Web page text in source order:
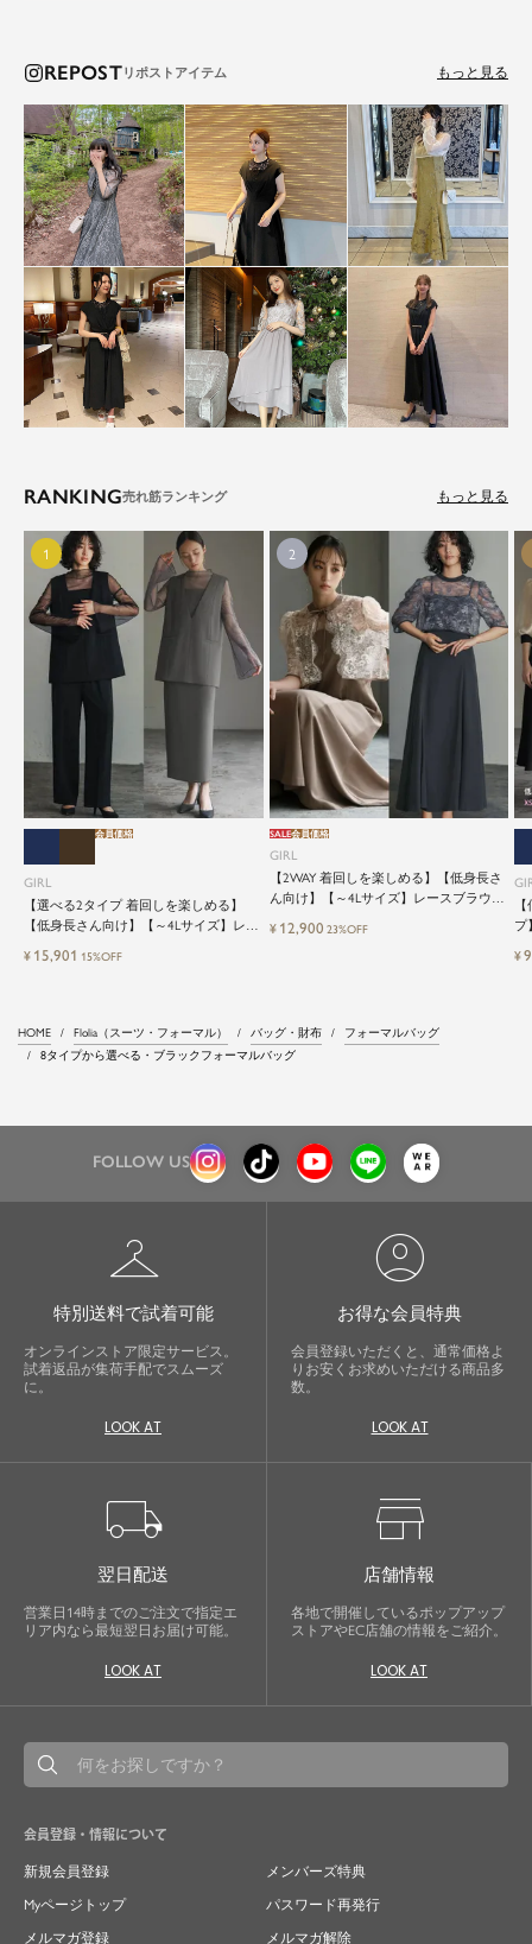
REPOST もっと見る
RANKING もっと見る
GIRL
【選べる2タイプ 着回しを楽しめる】
【低身長さん向け】【～4Lサイズ】レイ
カートorワイドパンツセットアップロン
会員価格
¥ 15,901 15%OFF
GIRL
【2WAY 着回しを楽しめる】【低身長さ
ん向け】【～4Lサイズ】レースブラウス
ング結婚式ワンピース
SALE会員価格
¥ 12,900 23%OFF
プ
¥
HOME Flolia（スーツ・フォーマル） バッグ・財布
フォーマルバッグ
8タイプから選べる・ブラックフォーマルバッグ
FOLLOW US
checkroom
特別送料で試着可能
オンラインストア限定サービス。
試着返品が集荷手配でスムーズ
に。
LOOK AT
account_circle
お得な会員特典
会員登録いただくと、通常価格よ
りお安くお求めいただける商品多
数。
LOOK AT
local_shipping
翌日配送
営業日14時までのご注文で指定エ
リア内なら最短翌日お届け可能。
LOOK AT
store
店舗情報
各地で開催しているポップアップ
ストアやEC店舗の情報をご紹介。
LOOK AT
会員登録・情報について
新規会員登録
メンバーズ特典
Myページトップ
パスワード再発行
メルマガ登録
メルマガ解除